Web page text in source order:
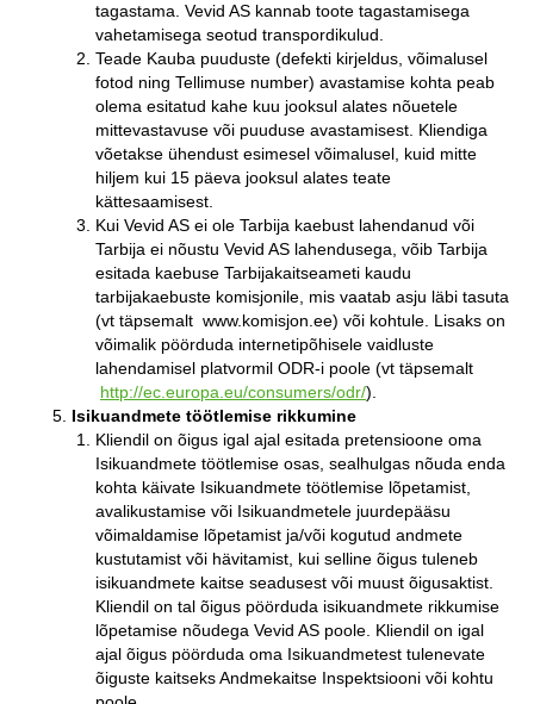
tagastama. Vevid AS kannab toote tagastamisega
vahetamisega seotud transpordikulud.
Teade Kauba puuduste (defekti kirjeldus, võimalusel
fotod ning Tellimuse number) avastamise kohta peab
olema esitatud kahe kuu jooksul alates nõuetele
mittevastavuse või puuduse avastamisest. Kliendiga
võetakse ühendust esimesel võimalusel, kuid mitte
hiljem kui 15 päeva jooksul alates teate
kättesaamisest.
Kui Vevid AS ei ole Tarbija kaebust lahendanud või
Tarbija ei nõustu Vevid AS lahendusega, võib Tarbija
esitada kaebuse Tarbijakaitseameti kaudu
tarbijakaebuste komisjonile, mis vaatab asju läbi tasuta
(vt täpsemalt www.komisjon.ee) või kohtule. Lisaks on
võimalik pöörduda internetipõhisele vaidluste
lahendamisel platvormil ODR-i poole (vt täpsemalt
http://ec.europa.eu/consumers/odr/).
Isikuandmete töötlemise rikkumine
Kliendil on õigus igal ajal esitada pretensioone oma
Isikuandmete töötlemise osas, sealhulgas nõuda enda
kohta käivate Isikuandmete töötlemise lõpetamist,
avalikustamise või Isikuandmetele juurdepääsu
võimaldamise lõpetamist ja/või kogutud andmete
kustutamist või hävitamist, kui selline õigus tuleneb
isikuandmete kaitse seadusest või muust õigusaktist.
Kliendil on tal õigus pöörduda isikuandmete rikkumise
lõpetamise nõudega Vevid AS poole. Kliendil on igal
ajal õigus pöörduda oma Isikuandmetest tulenevate
õiguste kaitseks Andmekaitse Inspektsiooni või kohtu